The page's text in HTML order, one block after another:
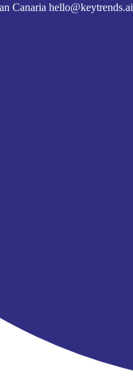
Canaria hello@keytrends.ai